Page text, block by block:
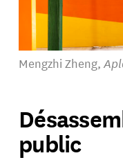
Mengzhi Zheng,
public